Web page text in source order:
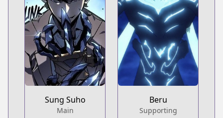
Sung Suho
Main
Beru
Supporting